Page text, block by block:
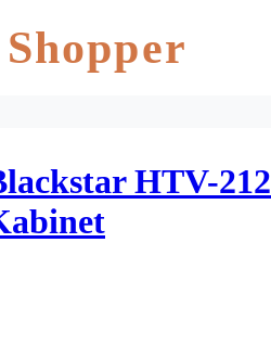
HTV-